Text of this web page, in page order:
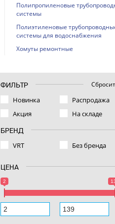
Полипропиленовые
системы
Полиэтиленовые
системы для водоснабжения
Хомуты ремонтные
ФИЛЬТР
Новинка
Распродажа
Акция
На складе
БРЕНД
VRT
Без бренда
ЦЕНА
2